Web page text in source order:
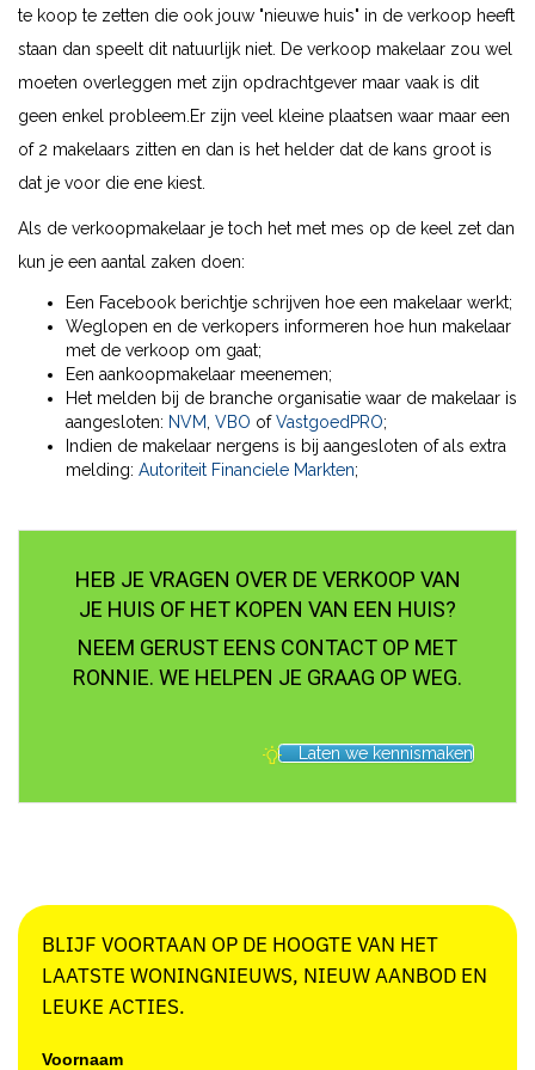
te koop te zetten die ook jouw "nieuwe huis" in de verkoop heeft
staan dan speelt dit natuurlijk niet. De verkoop makelaar zou wel
moeten overleggen met zijn opdrachtgever maar vaak is dit
geen enkel probleem.Er zijn veel kleine plaatsen waar maar een
of 2 makelaars zitten en dan is het helder dat de kans groot is
dat je voor die ene kiest.
Als de verkoopmakelaar je toch het met mes op de keel zet dan
kun je een aantal zaken doen:
Een Facebook berichtje schrijven hoe een makelaar werkt;
Weglopen en de verkopers informeren hoe hun makelaar
met de verkoop om gaat;
Een aankoopmakelaar meenemen;
Het melden bij de branche organisatie waar de makelaar is
aangesloten: NVM VBO ofVastgoedPRO;
Indien de makelaar nergens is bij aangesloten of als extra
melding: Autoriteit Financiele Markten;
HEB JE VRAGEN OVER DE VERKOOP VAN
JE HUIS OF HET KOPEN VAN EEN HUIS?
NEEM GERUST EENS CONTACT OP MET
RONNIE. WE HELPEN JE GRAAG OP WEG.
Laten we kennismaken
BLIJF VOORTAAN OP DE HOOGTE VAN HET
LAATSTE WONINGNIEUWS, NIEUW AANBOD EN
LEUKE ACTIES.
Voornaam